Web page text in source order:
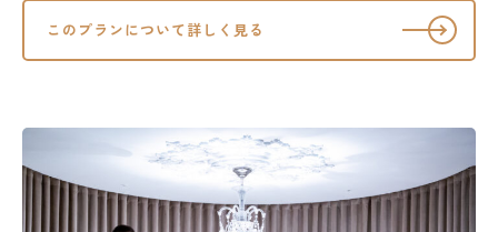
このプランについて詳しく見る